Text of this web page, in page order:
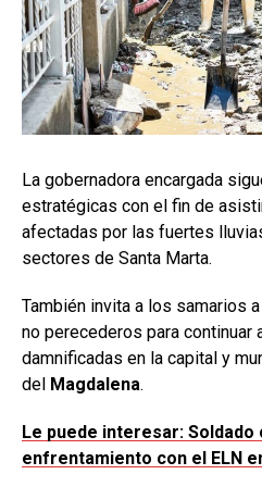
La gobernadora encargada
estratégicas con el fin de
afectadas por las fuertes
sectores de Santa Marta.
También invita a los samarios
no perecederos para continuar
damnificadas en la capital y
del Magdalena.
Le puede interesar:
enfrentamiento con el ELN